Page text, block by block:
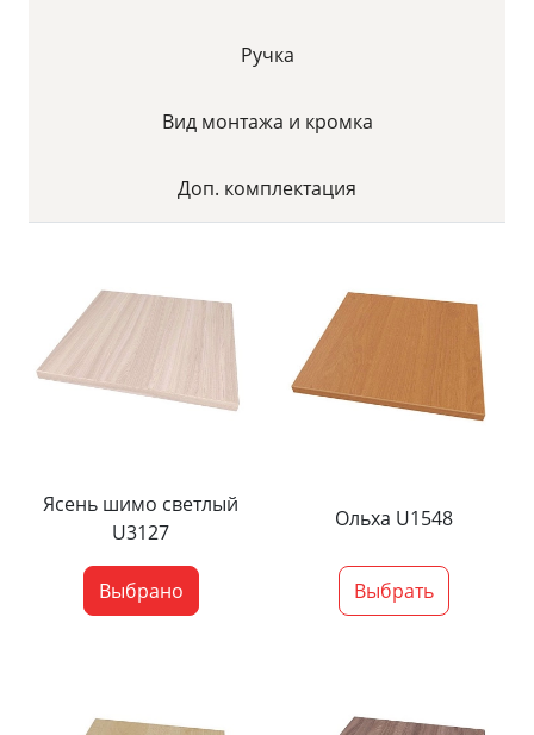
Ручка
Вид монтажа и кромка
Доп. комплектация
Ясень шимо светлый
U3127
Выбрано
Ольха U1548
Выбрать